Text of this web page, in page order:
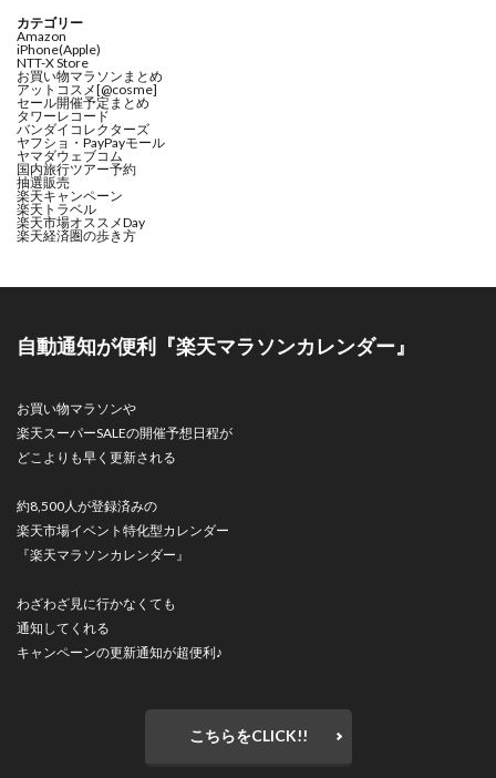
カテゴリー
Amazon
iPhone(Apple)
NTT-X Store
お買い物マラソンまとめ
アットコスメ[@cosme]
セール開催予定まとめ
タワーレコード
バンダイコレクターズ
ヤフショ・PayPayモール
ヤマダウェブコム
国内旅行ツアー予約
抽選販売
楽天キャンペーン
楽天トラベル
楽天市場オススメDay
楽天経済圏の歩き方
自動通知が便利『楽天マラソンカレンダー』
お買い物マラソンや
楽天スーパーSALEの開催予想日程が
どこよりも早く更新される
約8,500人が登録済みの
楽天市場イベント特化型カレンダー
『楽天マラソンカレンダー』
わざわざ見に行かなくても
通知してくれる
キャンペーンの更新通知が超便利♪
こちらをCLICK!!